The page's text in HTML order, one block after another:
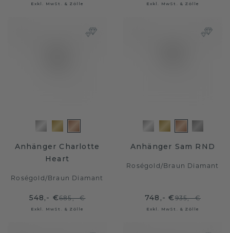
Exkl. MwSt. & Zölle Exkl. MwSt. & Zölle
Anhänger Charlotte
Heart
Roségold/Braun Diamant
548,- €685,- €
Exkl. MwSt. & Zölle
Anhänger Sam RND
Roségold/Braun Diamant
748,- €935,- €
Exkl. MwSt. & Zölle